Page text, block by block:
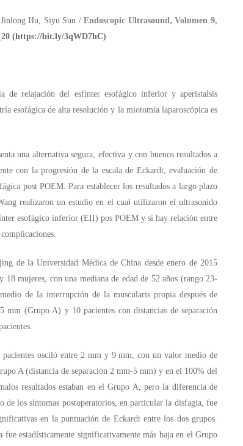
Jinlong Hu, Siyu Sun /Endoscopic Ultrasound, Volumen 9,
(https://bit.ly/3qWD7hC)
de relajación del esfínter esofágico inferior y aperistalsis
esofágica de alta resolución y la miotomía laparoscópica es
una alternativa segura, efectiva y con buenos resultados a
con la progresión de la escala de Eckardt, evaluación de
post POEM. Para establecer los resultados a largo plazo
realizaron un estudio en el cual utilizaron el ultrasonido
esofágico inferior (EII) pos POEM y si hay relación entre
de la Universidad Médica de China desde enero de 2015
mujeres, con una mediana de edad de 52 años (rango 23-
de la interrupción de la muscularis propia después de
(Grupo A) y 10 pacientes con distancias de separación
osciló entre 2 mm y 9 mm, con un valor medio de
A (distancia de separación 2 mm-5 mm) y en el 100% del
resultados estaban en el Grupo A, pero la diferencia de
los síntomas postoperatorios, en particular la disfagia, fue
en la puntuación de Eckardt entre los dos grupos.
estadísticamente significativamente más baja en el Grupo